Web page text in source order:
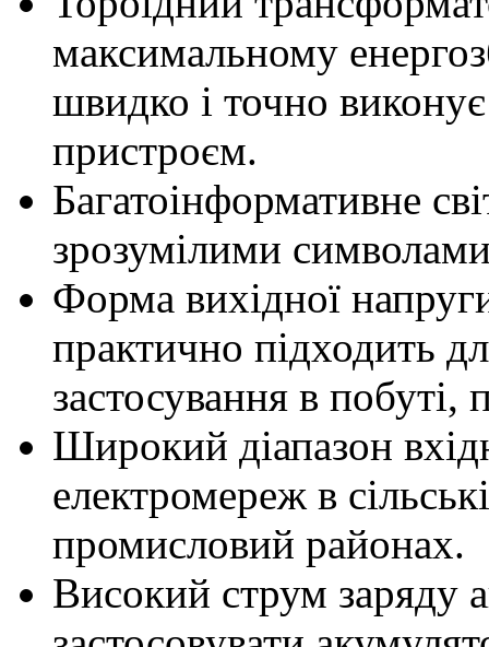
максимальному
швидко і точно
пристроєм.
Багатоінформативне
зрозумілими
Форма вихідної
практично підходить
застосування в
Широкий діапазон
електромереж в
промисловий районах.
Високий струм заряду